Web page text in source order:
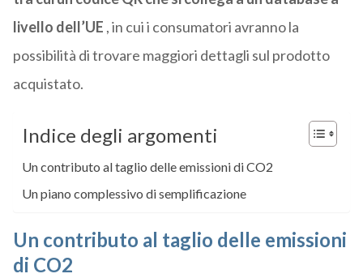
livello dell’UE , in cui i consumatori avranno la
possibilità di trovare maggiori dettagli sul prodotto
acquistato.
Indice degli argomenti
Un contributo al taglio delle emissioni di CO2
Un piano complessivo di semplificazione
Un contributo al taglio delle emissioni
di CO2